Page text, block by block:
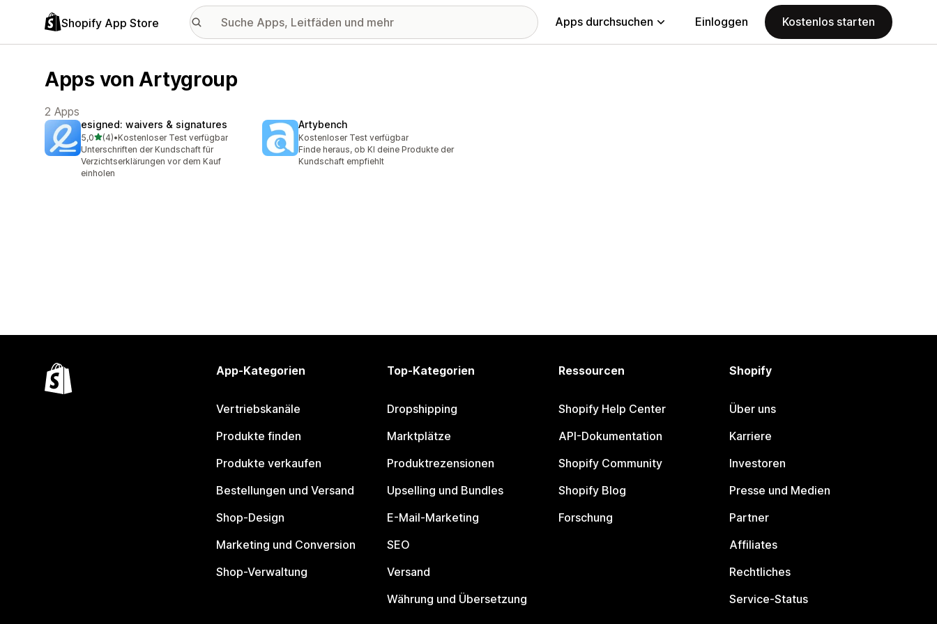
Shopify App Store Apps durchsuchen Einloggen Kostenlos starten
Apps von Artygroup
2 Apps
esigned: waivers & signatures
5,0von 5 Sternen
(4)
4 Rezensionen insgesamt
•Kostenloser Test verfügbar
Unterschriften der Kundschaft für
Verzichtserklärungen vor dem Kauf
einholen
Artybench
Kostenloser Test verfügbar
Finde heraus, ob KI deine Produkte der
Kundschaft empfiehlt
App-Kategorien
Vertriebskanäle
Produkte finden
Produkte verkaufen
Bestellungen und Versand
Shop-Design
Marketing und Conversion
Shop-Verwaltung
Top-Kategorien
Dropshipping
Marktplätze
Produktrezensionen
Upselling und Bundles
E-Mail-Marketing
SEO
Versand
Währung und Übersetzung
Ressourcen
Shopify Help Center
API-Dokumentation
Shopify Community
Shopify Blog
Forschung
Shopify
Über uns
Karriere
Investoren
Presse und Medien
Partner
Affiliates
Rechtliches
Service-Status